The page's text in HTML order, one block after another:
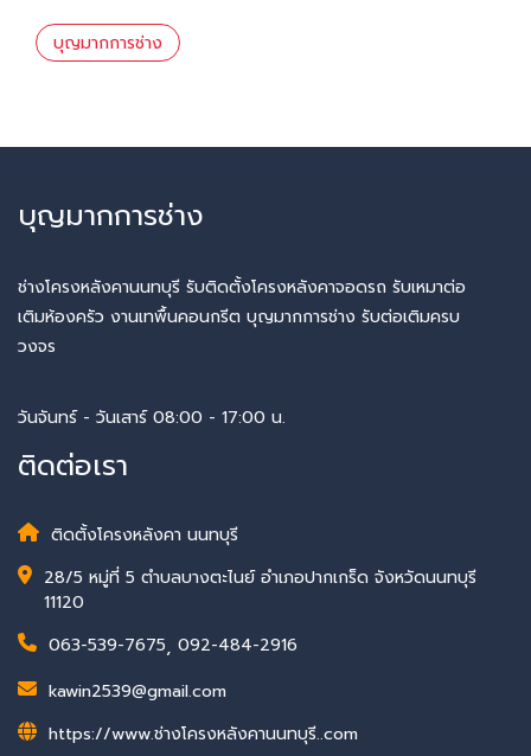
บุญมากการช่าง
บุญมากการช่าง
ช่างโครงหลังคานนทบุรี รับติดตั้งโครงหลังคาจอดรถ รับเหมาต่อ
เติมห้องครัว งานเทพื้นคอนกรีต บุญมากการช่าง รับต่อเติมครบ
วงจร
วันจันทร์ - วันเสาร์ 08:00 - 17:00 น.
ติดต่อเรา
ติดตั้งโครงหลังคา นนทบุรี
28/5 หมู่ที่ 5 ตำบลบางตะไนย์ อำเภอปากเกร็ด จังหวัดนนทบุรี
11120
063-539-7675, 092-484-2916
kawin2539@gmail.com
https://www.ช่างโครงหลังคานนทบุรี..com